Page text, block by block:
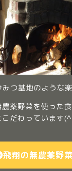
みつ基地のような
薬野菜を使った
こだわっています
飛翔の無農薬野菜